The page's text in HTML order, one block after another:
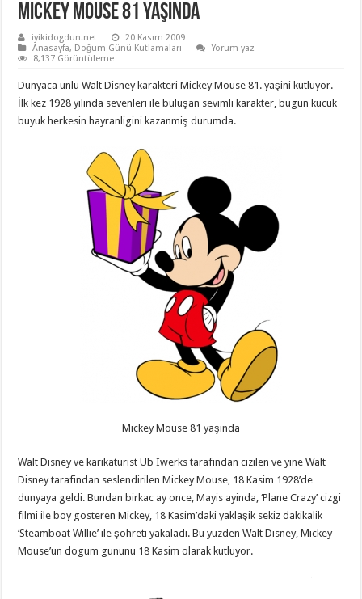
Mickey Mouse 81 Yaşında
iyikidogdun.net
20 Kasım 2009
Anasayfa, Doğum Günü Kutlamaları
Yorum yaz
8,137 Görüntüleme
Dunyaca unlu Walt Disney karakteri Mickey Mouse 81. yaşini kutluyor.
İlk kez 1928 yilinda sevenleri ile buluşan sevimli karakter, bugun kucuk
buyuk herkesin hayranligini kazanmiş durumda.
Mickey Mouse 81 yaşinda
Walt Disney ve karikaturist Ub Iwerks tarafindan cizilen ve yine Walt
Disney tarafindan seslendirilen Mickey Mouse, 18 Kasim 1928’de
dunyaya geldi. Bundan birkac ay once, Mayis ayinda, ‘Plane Crazy’ cizgi
filmi ile boy gosteren Mickey, 18 Kasim’daki yaklaşik sekiz dakikalik
‘Steamboat Willie’ ile şohreti yakaladi. Bu yuzden Walt Disney, Mickey
Mouse’un dogum gununu 18 Kasim olarak kutluyor.